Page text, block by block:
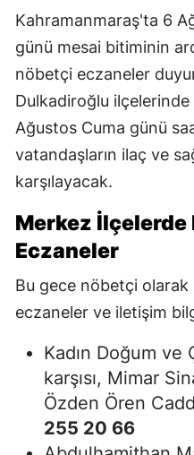
Kahramanmaraş'ta 6
günü mesai bitiminin
nöbetçi eczaneler
Dulkadiroğlu
Ağustos Cuma günü
vatandaşların ilaç ve
karşılayacak.
Merkez İlçelerde
Eczaneler
Bu gece nöbetçi
eczaneler ve iletişim
Kadın Doğum ve
karşısı, Mimar
Özden Ören
255 20 66